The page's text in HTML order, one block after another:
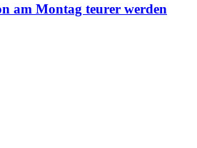
am Montag teurer werden